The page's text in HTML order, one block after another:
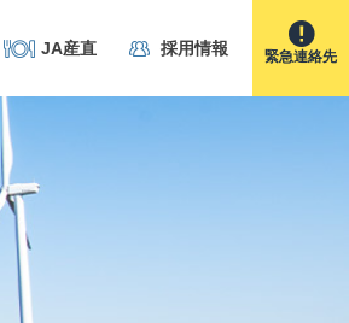
JA産直 採用情報 緊急連絡先